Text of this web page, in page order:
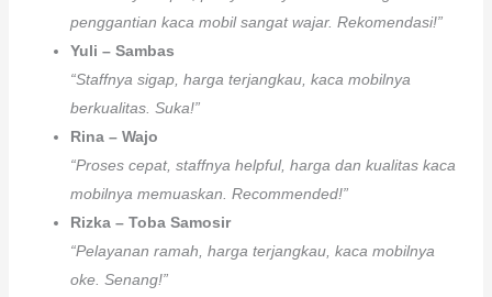
penggantian kaca mobil sangat wajar. Rekomendasi!”
Yuli – Sambas
“Staffnya sigap, harga terjangkau, kaca mobilnya
berkualitas. Suka!”
Rina – Wajo
“Proses cepat, staffnya helpful, harga dan kualitas kaca
mobilnya memuaskan. Recommended!”
Rizka – Toba Samosir
“Pelayanan ramah, harga terjangkau, kaca mobilnya
oke. Senang!”